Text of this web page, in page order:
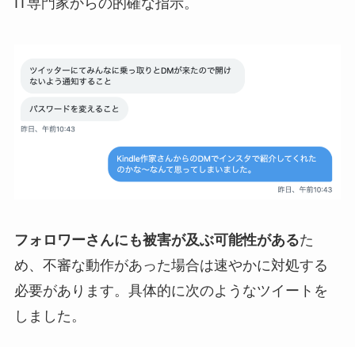
フォロワーさんにも被害が及ぶ可能性があるた
め、不審な動作があった場合は速やかに対処する
必要があります。具体的に次のようなツイートを
しました。